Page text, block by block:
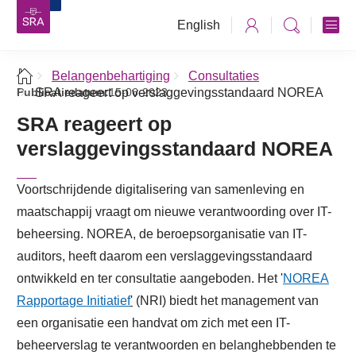
English
Belangenbehartiging
Consultaties
SRA reageert op verslaggevingsstandaard NOREA
Publicatiedatum:15-06-2023
SRA reageert op
verslaggevingsstandaard NOREA
Voortschrijdende digitalisering van samenleving en
maatschappij vraagt om nieuwe verantwoording over IT-
beheersing. NOREA, de beroepsorganisatie van IT-
auditors, heeft daarom een verslaggevingsstandaard
ontwikkeld en ter consultatie aangeboden. Het 'NOREA
Rapportage Initiatief' (NRI) biedt het management van
een organisatie een handvat om zich met een IT-
beheerverslag te verantwoorden en belanghebbenden te